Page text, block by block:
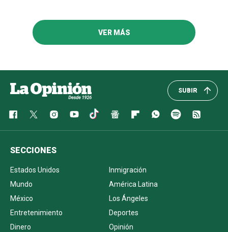
VER MÁS
SUBIR
SECCIONES
Estados Unidos
Inmigración
Mundo
América Latina
México
Los Ángeles
Entretenimiento
Deportes
Dinero
Opinión